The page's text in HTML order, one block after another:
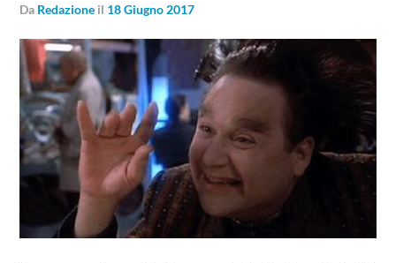
da Redazione il 18 Giugno 2017